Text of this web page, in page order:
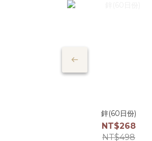
鋅(60日份)
NT$268
NT$498